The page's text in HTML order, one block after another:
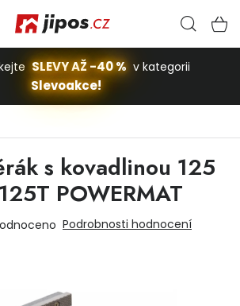
SLEVY AŽ -40 % v kategorii
Slevoakce!
s kovadlinou 125
POWERMAT
Podrobnosti hodnocení